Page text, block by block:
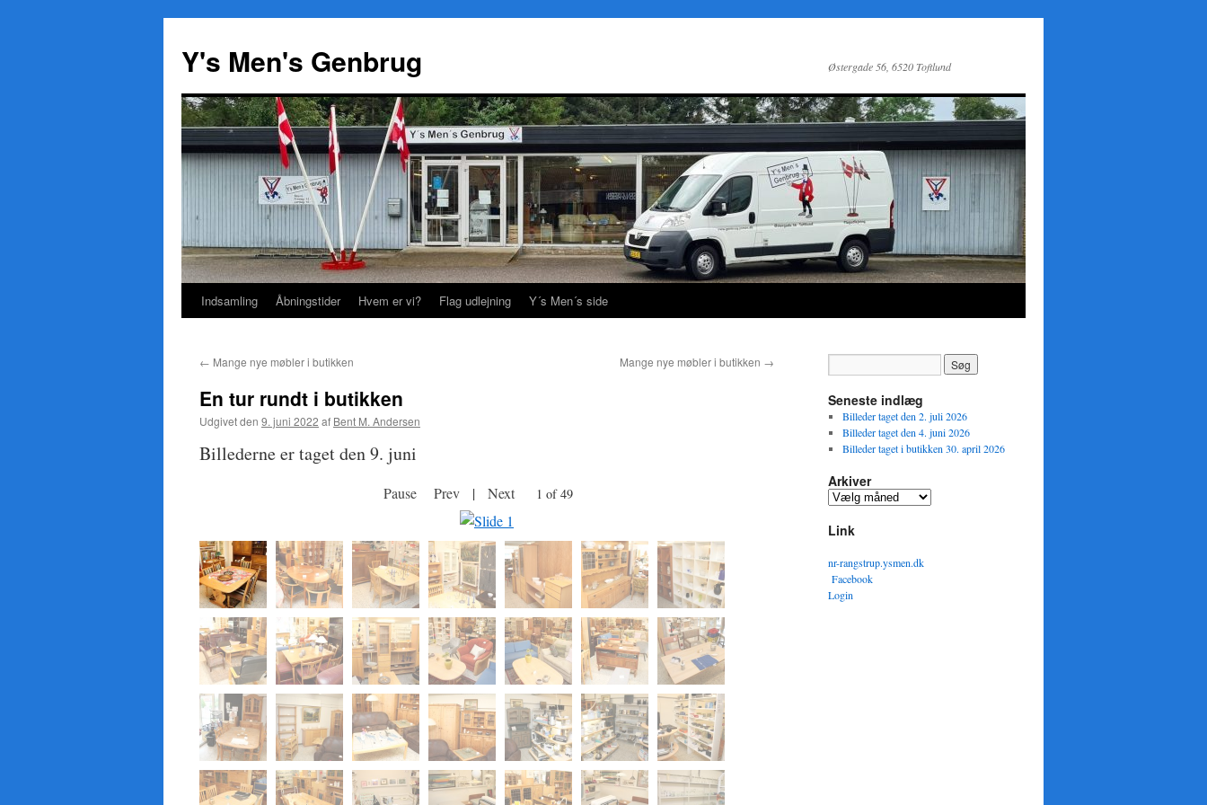
Y's Men's Genbrug Østergade 56, 6520 Toftlund
Hop
indhold
Indsamling Åbningstider Hvem er vi? Flag udlejning Y´s Men´s side
← Mange nye møbler i butikken Mange nye møbler i butikken →
En tur rundt i butikken
Udgivet den 9. juni 2022 af Bent M. Andersen
Billederne er taget den 9. juni
Pause Prev | Next 1 of 49
Seneste indlæg
Billeder taget den 2. juli 2026
Billeder taget den 4. juni 2026
Billeder taget i butikken 30. april 2026
Arkiver
Arkiver
Link
nr-rangstrup.ysmen.dk
Facebook
Login